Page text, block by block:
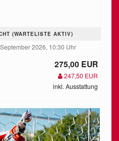
(WARTELISTE AKTIV)
2026, 10:30 Uhr
275,00 EUR
247,50 EUR
inkl. Ausstattung